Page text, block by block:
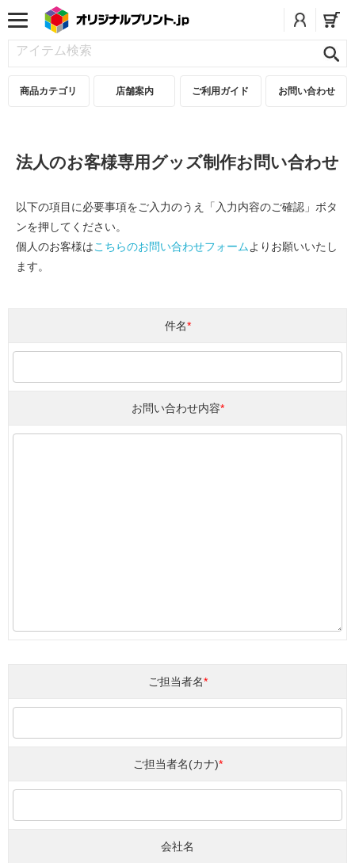
商品カテゴリ 店舗案内 ご利用ガイド お問い合わせ
法人のお客様専用グッズ制作お問い合わせ
以下の項目に必要事項をご入力のうえ「入力内容のご確認」ボタ
ンを押してください。
個人のお客様はこちらのお問い合わせフォームよりお願いいたし
ます。
件名*
お問い合わせ内容*
ご担当者名*
ご担当者名(カナ)*
会社名